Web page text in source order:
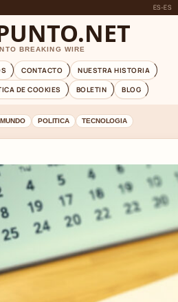
ES-ES
BREAKING WIRE
CONTACTO
NUESTRA HISTORIA
DE COOKIES BOLETIN BLOG
MUNDO POLITICA TECNOLOGIA